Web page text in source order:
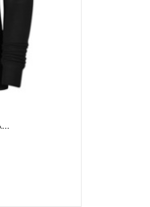
BLUZA DAMSKA NIKE PARK 20 HOODIE CZARNA CW6955 010